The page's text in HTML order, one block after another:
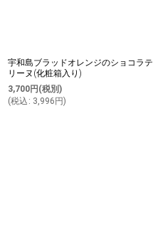
宇和島ブラッドオレンジのショコラテ
リーヌ(化粧箱入り)
3,700円 (税別)
(税込 : 3,996 円)